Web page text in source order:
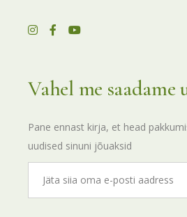
Vahel me
Pane ennast kirja, et head
uudised sinuni jõuaksid